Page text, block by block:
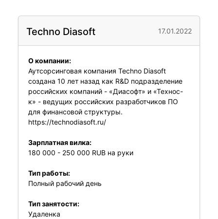
Techno Diasoft 17.01.2022
О компании:
Аутсорсинговая компания Techno Diasoft
создана 10 лет назад как R&D подразделение
российских компаний - «Диасофт» и «Технос-
к» - ведущих российских разработчиков ПО
для финансовой структуры.
https://technodiasoft.ru/
Зарплатная вилка:
180 000 - 250 000 RUB на руки
Тип работы:
Полный рабочий день
Тип занятости:
Удаленка